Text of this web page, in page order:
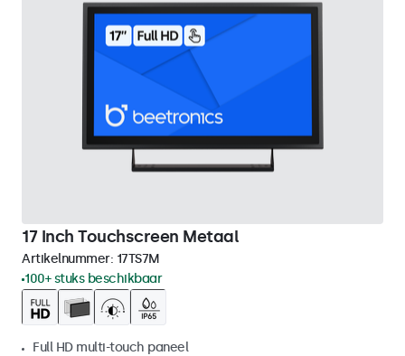
17 Inch Touchscreen Metaal
Artikelnummer: 17TS7M
100+ stuks beschikbaar
Full HD multi-touch paneel